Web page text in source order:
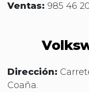
Ventas: 985 46
Dirección:
Coaña.